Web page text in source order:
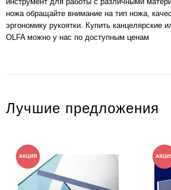
ножа обращайте внимание на тип ножа,
эргономику рукоятки. Купить канцелярские
OLFA можно у нас по доступным ценам
Лучшие предложения